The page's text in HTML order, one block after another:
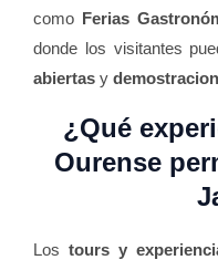
como
Ferias
donde los visitantes
abiertas y
¿Qué
Ourense
Los tours y